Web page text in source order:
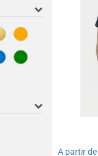
A partir de